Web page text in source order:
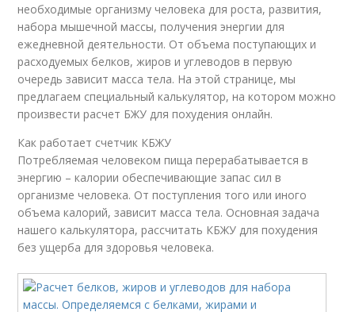
необходимые организму человека для роста, развития,
набора мышечной массы, получения энергии для
ежедневной деятельности. От объема поступающих и
расходуемых белков, жиров и углеводов в первую
очередь зависит масса тела. На этой странице, мы
предлагаем специальный калькулятор, на котором можно
произвести расчет БЖУ для похудения онлайн.
Как работает счетчик КБЖУ
Потребляемая человеком пища перерабатывается в
энергию – калории обеспечивающие запас сил в
организме человека. От поступления того или иного
объема калорий, зависит масса тела. Основная задача
нашего калькулятора, рассчитать КБЖУ для похудения
без ущерба для здоровья человека.